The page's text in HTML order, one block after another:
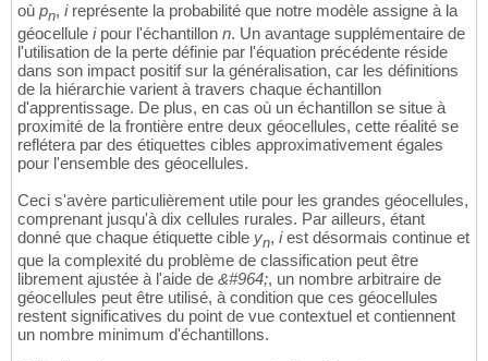
où pn, ireprésente la probabilité que notre modèle assigne à la
géocellule ipour l'échantillon n. Un avantage supplémentaire de
l'utilisation de la perte définie par l'équation précédente réside
dans son impact positif sur la généralisation, car les définitions
de la hiérarchie varient à travers chaque échantillon
d'apprentissage. De plus, en cas où un échantillon se situe à
proximité de la frontière entre deux géocellules, cette réalité se
reflétera par des étiquettes cibles approximativement égales
pour l'ensemble des géocellules.
Ceci s'avère particulièrement utile pour les grandes géocellules,
comprenant jusqu'à dix cellules rurales. Par ailleurs, étant
donné que chaque étiquette cible yn, iest désormais continue et
que la complexité du problème de classification peut être
librement ajustée à l'aide de &#964;, un nombre arbitraire de
géocellules peut être utilisé, à condition que ces géocellules
restent significatives du point de vue contextuel et contiennent
un nombre minimum d'échantillons.